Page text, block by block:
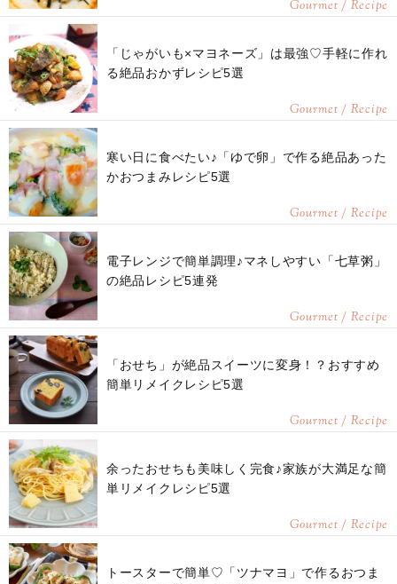
Gourmet / Recipe
「じゃがいも×マヨネーズ」は最強♡手軽に作れ
る絶品おかずレシピ5選
Gourmet / Recipe
寒い日に食べたい♪「ゆで卵」で作る絶品あった
かおつまみレシピ5選
Gourmet / Recipe
電子レンジで簡単調理♪マネしやすい「七草粥」
の絶品レシピ5連発
Gourmet / Recipe
「おせち」が絶品スイーツに変身！？おすすめ
簡単リメイクレシピ5選
Gourmet / Recipe
余ったおせちも美味しく完食♪家族が大満足な簡
単リメイクレシピ5選
Gourmet / Recipe
トースターで簡単♡「ツナマヨ」で作るおつま